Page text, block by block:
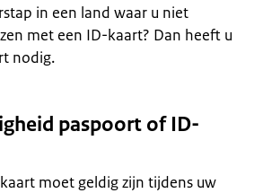
in een land waar u niet
met een ID-kaart? Dan heeft u
nodig.
paspoort of ID-
moet geldig zijn tijdens uw